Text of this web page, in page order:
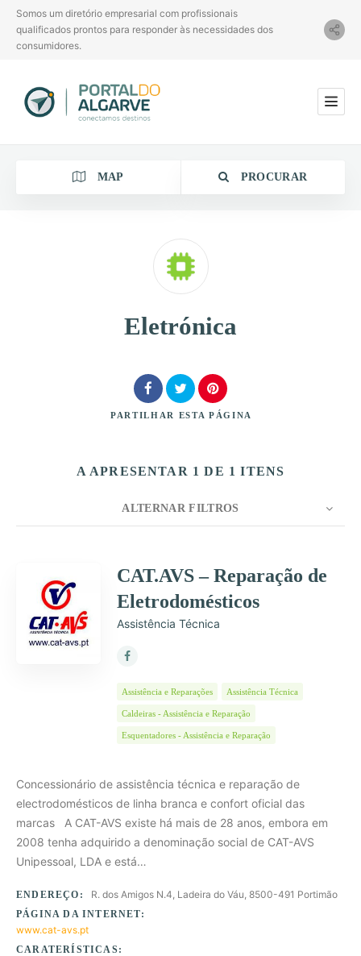
Somos um diretório empresarial com profissionais
qualificados prontos para responder às necessidades dos
consumidores.
MAP PROCURAR
Procurar
Eletrónica
PARTILHAR ESTA PÁGINA
A APRESENTAR 1 DE 1 ITENS
ALTERNAR FILTROS
ORDEM
CAT.AVS – Reparação de
Eletrodomésticos
Assistência Técnica
Assistência e Reparações Assistência Técnica
Caldeiras - Assistência e Reparação
Esquentadores - Assistência e Reparação
Concessionário de assistência técnica e reparação de
electrodomésticos de linha branca e confort oficial das
marcas A CAT-AVS existe há mais de 28 anos, embora em
2008 tenha adquirido a denominação social de CAT-AVS
Unipessoal, LDA e está…
ENDEREÇO: R. dos Amigos N.4, Ladeira do Váu, 8500-491 Portimão
PÁGINA DA INTERNET:
www.cat-avs.pt
CARATERÍSTICAS: